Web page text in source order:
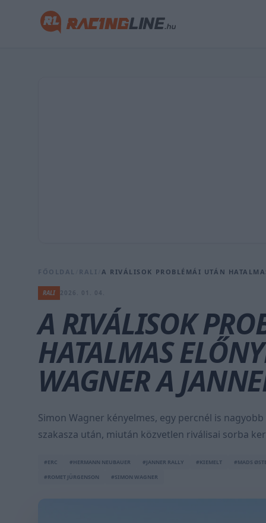
FŐOLDAL RALI /A RIVÁLISOK PROBLÉMÁI UTÁN
RALI
A RIVÁLISOK
HATALMAS
WAGNER A
Simon Wagner kényelmes, egy percnél is
szakasza után, miután közvetlen riválisai sorba
#ERC #HERMANN NEUBAUER #JANNER RALLY #KIEMELT #MADS
#ROMET JÜRGENSON
#SIMON WAGNER